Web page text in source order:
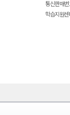
통신판매
학습지원